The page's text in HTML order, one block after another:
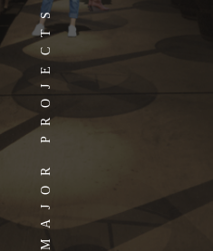
MAJOR PROJECTS